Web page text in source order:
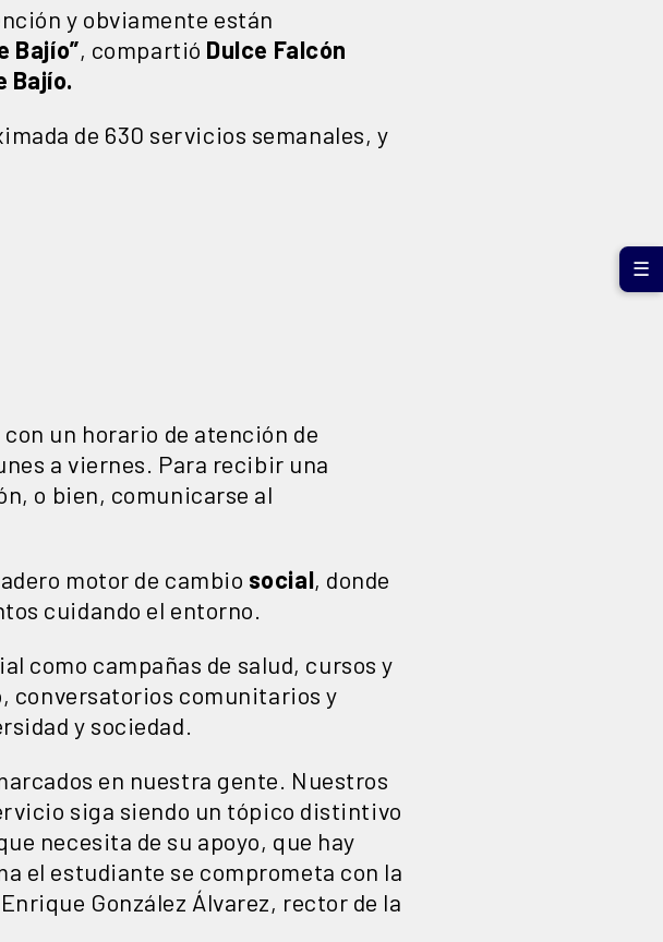
y obviamente están
Bajío”, compartió Dulce Falcón
Bajío.
de 630 servicios semanales, y
un horario de atención de
a viernes. Para recibir una
o bien, comunicarse al
motor de cambio social, donde
cuidando el entorno.
como campañas de salud, cursos y
conversatorios comunitarios y
y sociedad.
en nuestra gente. Nuestros
siga siendo un tópico distintivo
necesita de su apoyo, que hay
el estudiante se comprometa con la
González Álvarez, rector de la
☰